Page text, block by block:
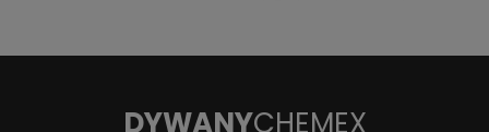
DYWANYCHEMEX